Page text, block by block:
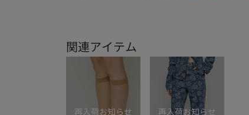
関連アイテム